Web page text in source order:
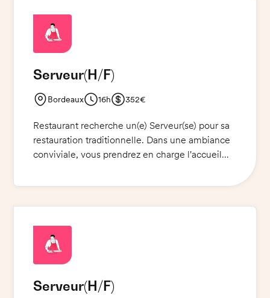
Serveur(H/F)
Bordeaux 16h 352€
Restaurant recherche un(e) Serveur(se) pour sa
restauration traditionnelle. Dans une ambiance
conviviale, vous prendrez en charge l'accueil
encaissement. Vous veillerez à la qualité de la
pantalon ou un jeans noir, un t-shirt ou une
chemise noir et des chaussures de ville noir. Un
limonadier et un stylo sont fournis.
Serveur(H/F)